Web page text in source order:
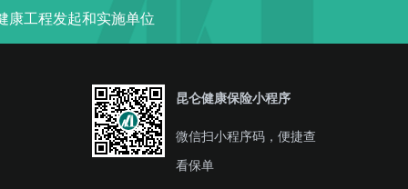
康工程发起和实施单位
昆仑健康保险小程序
微信扫小程序码，便捷查
看保单